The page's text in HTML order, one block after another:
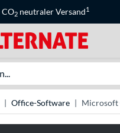
CO2 neutraler Versand1
Office-Software Microsoft